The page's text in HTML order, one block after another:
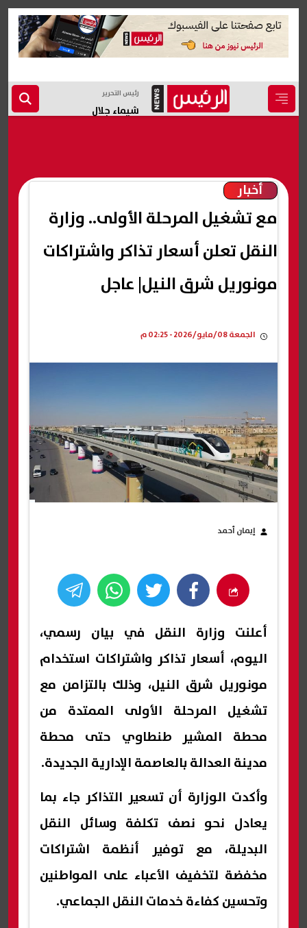
رئيس التحرير
شيماء جلال
أخبار
مع تشغيل المرحلة الأولى.. وزارة
النقل تعلن أسعار تذاكر واشتراكات
مونوريل شرق النيل| عاجل
الجمعة 08/مايو/2026 - 02:25 م
إيمان أحمد
أعلنت وزارة النقل في بيان رسمي،
اليوم، أسعار تذاكر واشتراكات استخدام
مونوريل شرق النيل، وذلك بالتزامن مع
تشغيل المرحلة الأولى الممتدة من
محطة المشير طنطاوي حتى محطة
مدينة العدالة بالعاصمة الإدارية الجديدة.
وأكدت الوزارة أن تسعير التذاكر جاء بما
يعادل نحو نصف تكلفة وسائل النقل
البديلة، مع توفير أنظمة اشتراكات
مخفضة لتخفيف الأعباء على المواطنين
وتحسين كفاءة خدمات النقل الجماعي.